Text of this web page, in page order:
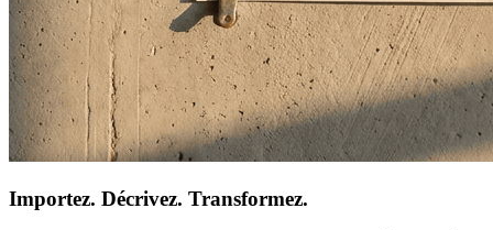
Importez. Décrivez. Transformez.